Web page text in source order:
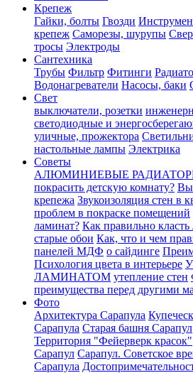
Крепеж
Гайки, болты Гвозди
крепеж Саморезы, шурупы
тросы Электроды
Сантехника
Трубы Фильтр Фитинги
Водонагреватели Насосы, баки
Свет
выключатели, розетки
светодиодные и
уличные, прожектора
настольные лампы Электрика
Советы
АЛЮМИНИЕВЫЕ
покрасить детскую комнату?
крепежа Звукоизоляция стен в
проблем в покраске помещений
ламинат? Как правильно класть
старые обои Как, что и чем
панелей МДФ о сайдинге
Психология цвета в интерьере
ЛАМИНАТОМ утепление стен
преимущества перед другими
Фото
Архитектура Сарапула
Сарапула Старая башня Сарапул
Территория "Фейерверк красок"
Сарапул Сарапул. Советское
Сарапула